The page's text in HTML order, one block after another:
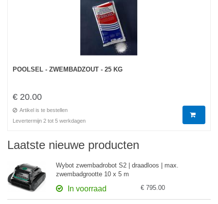
POOLSEL - ZWEMBADZOUT - 25 KG
€ 20.00
Artikel is te bestellen
Levertermijn 2 tot 5 werkdagen
Laatste nieuwe producten
Wybot zwembadrobot S2 | draadloos | max.
zwembadgrootte 10 x 5 m
In voorraad € 795.00